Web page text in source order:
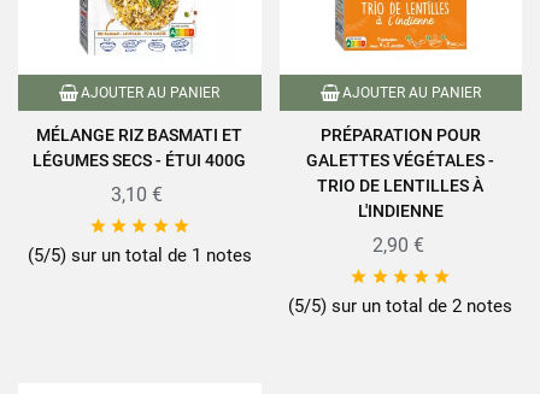
AJOUTER AU PANIER
MÉLANGE RIZ BASMATI ET
LÉGUMES SECS - ÉTUI 400G
3,10 €
    
(5/5) sur un total de 1 notes
AJOUTER AU PANIER
PRÉPARATION POUR
GALETTES VÉGÉTALES -
TRIO DE LENTILLES À
L'INDIENNE
2,90 €
    
(5/5) sur un total de 2 notes